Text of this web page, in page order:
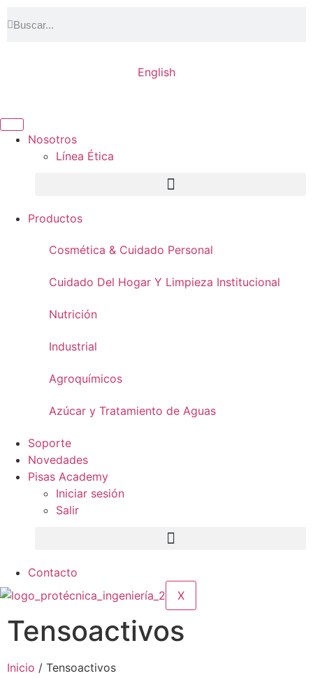
English
Nosotros
Línea Ética
Productos
Cosmética & Cuidado Personal
Cuidado Del Hogar Y Limpieza Institucional
Nutrición
Industrial
Agroquímicos
Azúcar y Tratamiento de Aguas
Soporte
Novedades
Pisas Academy
Iniciar sesión
Salir
Contacto
X
Tensoactivos
Inicio / Tensoactivos